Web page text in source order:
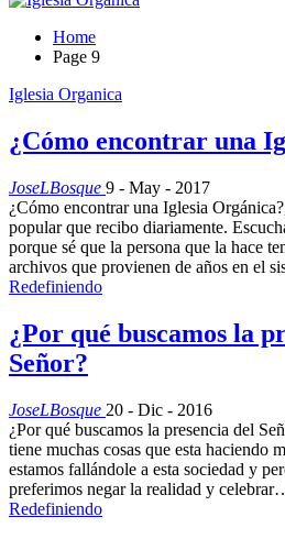
Home
Page 9
Iglesia Organica
¿Cómo encontrar una
JoseLBosque 9 - May - 2017
¿Cómo encontrar una Iglesia
popular que recibo diariamente.
porque sé que la persona que la hace
archivos que provienen de años en el
Redefiniendo
¿Por qué buscamos la
Señor?
JoseLBosque 20 - Dic - 2016
¿Por qué buscamos la presencia del
tiene muchas cosas que esta haciendo
estamos fallándole a esta sociedad y
preferimos negar la realidad y
Redefiniendo